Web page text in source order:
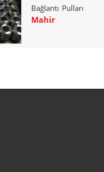
Bağlantı Pulları
Mahir